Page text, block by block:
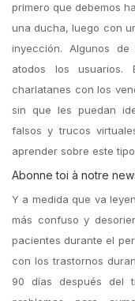
primero que debemos
una ducha, luego con
inyección. Algunos
atodos los usuarios.
charlatanes con los
sin que les puedan
falsos y trucos
aprender sobre este
Abonne toi à notre
Y a medida que va
más confuso y
pacientes durante el
con los trastornos
90 días después del